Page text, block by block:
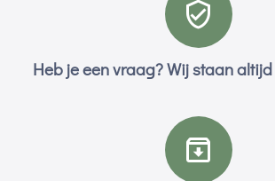
Heb je een vraag? Wij staan